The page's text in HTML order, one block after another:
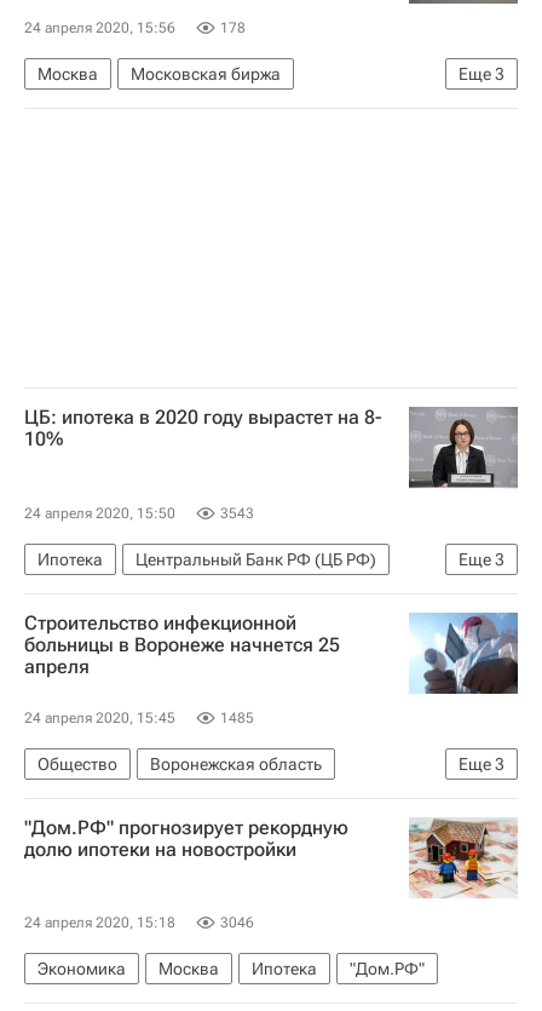
24 апреля 2020, 15:56 178
Еще3
Москва
Московская биржа
Сбербанк России
"Дом.РФ"
ЦБ: ипотека в 2020 году вырастет на 8-
10%
24 апреля 2020, 15:50 3543
Еще3
Ипотека
Центральный Банк РФ (ЦБ РФ)
Эльвира Набиуллина
Жилье Банки
Строительство инфекционной
больницы в Воронеже начнется 25
апреля
24 апреля 2020, 15:45 1485
Еще3
Общество
Воронежская область
Владимир Путин
Александр Гусев (губернатор)
"Дом.РФ" прогнозирует рекордную
долю ипотеки на новостройки
24 апреля 2020, 15:18 3046
Экономика Москва Ипотека "Дом.РФ"